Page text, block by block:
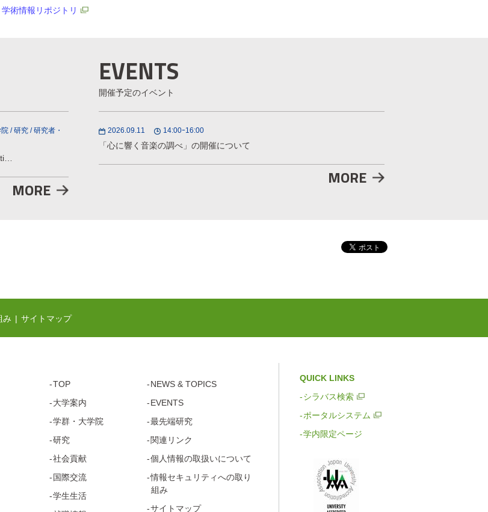
学術情報リポジトリ
/研究 /研究者・
MORE
EVENTS
開催予定のイベント
2026.09.11 14:00ｰ16:00
「心に響く音楽の調べ」の開催について
MORE
み サイトマップ
TOP
大学案内
学群・ 大学院
研究
社会貢献
国際交流
学生生活
NEWS & TOPICS
EVENTS
最先端研究
関連リンク
個人情報の取扱いについて
情報セキュリティへの取り
組み
サイトマップ
QUICK LINKS
シラバス検索
ポータルシステム
学内限定ページ